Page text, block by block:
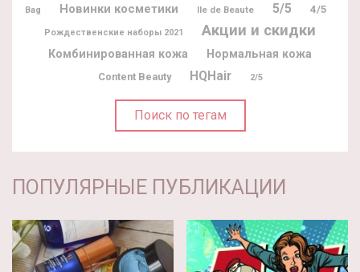
Bag Новинки косметики Ile de Beaute 5/5 4/5
Рождественские наборы 2021 Акции и скидки
Комбинированная кожа Нормальная кожа
Content Beauty HQHair 2/5
Поиск по тегам
ПОПУЛЯРНЫЕ ПУБЛИКАЦИИ